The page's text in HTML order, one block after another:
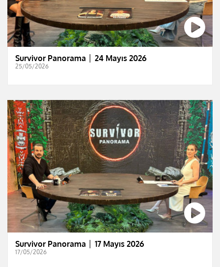
Survivor Panorama │ 24 Mayıs 2026
25/05/2026
Survivor Panorama │ 17 Mayıs 2026
17/05/2026